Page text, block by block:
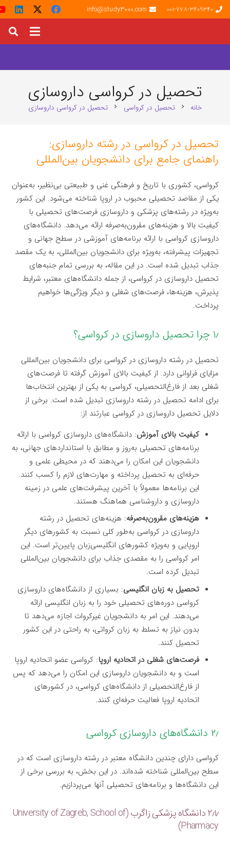
001-778-3409340
info@study3000.com
تحصیل در کرواسی داروسازی
خانه chevron_right تحصیل در کرواسی chevron_right تحصیل در کرواسی داروسازی
تحصیل در کرواسی در رشته داروسازی:
راهنمای جامع برای دانشجویان بین‌المللی
کرواسی، کشوری با تاریخ و فرهنگی غنی و طبیعتی بی‌نظیر، به‌عنوان
یکی از مقاصد تحصیلی محبوب در اروپا شناخته می‌شود. این کشور
به‌ویژه در رشته‌های پزشکی و داروسازی فرصت‌های تحصیلی با
کیفیت بالا و هزینه‌های مقرون‌به‌صرفه ارائه می‌دهد. دانشگاه‌های
داروسازی کرواسی با ارائه برنامه‌های آموزشی در سطح جهانی و
تجهیزات پیشرفته، به‌ویژه برای دانشجویان بین‌المللی، به یک مقصد
جذاب تبدیل شده است. در این مقاله، به بررسی تمام جنبه‌های
تحصیل داروسازی در کرواسی، از جمله دانشگاه‌های معتبر، شرایط
پذیرش، هزینه‌ها، فرصت‌های شغلی و دیگر ویژگی‌ها خواهیم
پرداخت.
۱٫ چرا تحصیل داروسازی در کرواسی؟
تحصیل در رشته داروسازی در کرواسی برای دانشجویان بین‌المللی
مزایای فراوانی دارد. از کیفیت بالای آموزش گرفته تا فرصت‌های
شغلی بعد از فارغ‌التحصیلی، کرواسی به یکی از بهترین انتخاب‌ها
برای ادامه تحصیل در رشته داروسازی تبدیل شده است. برخی از
دلایل تحصیل داروسازی در کرواسی عبارتند از:
کیفیت بالای آموزش: دانشگاه‌های داروسازی کرواسی با ارائه
برنامه‌های تحصیلی به‌روز و مطابق با استانداردهای جهانی، به
دانشجویان این امکان را می‌دهند که در محیطی علمی و
حرفه‌ای به تحصیل پرداخته و مهارت‌های لازم را کسب کنند.
این برنامه‌ها معمولاً با آخرین پیشرفت‌های علمی در زمینه
داروسازی و داروشناسی هماهنگ هستند.
هزینه‌های مقرون‌به‌صرفه: هزینه‌های تحصیل در رشته
داروسازی در کرواسی به‌طور کلی نسبت به کشورهای دیگر
اروپایی و به‌ویژه کشورهای انگلیسی‌زبان پایین‌تر است. این
امر کرواسی را به مقصدی جذاب برای دانشجویان بین‌المللی
تبدیل کرده است.
تحصیل به زبان انگلیسی: بسیاری از دانشگاه‌های داروسازی
کرواسی دوره‌های تحصیلی خود را به زبان انگلیسی ارائه
می‌دهند. این امر به دانشجویان غیرکروات اجازه می‌دهد تا
بدون نیاز به تسلط به زبان کرواتی، به راحتی در این کشور
تحصیل کنند.
فرصت‌های شغلی در اتحادیه اروپا: کرواسی عضو اتحادیه اروپا
است و به دانشجویان داروسازی این امکان را می‌دهد که پس
از فارغ‌التحصیلی از دانشگاه‌های کرواسی، در کشورهای
اتحادیه اروپا فعالیت حرفه‌ای کنند.
۲٫ دانشگاه‌های داروسازی کرواسی
کرواسی دارای چندین دانشگاه معتبر در رشته داروسازی است که در
سطح بین‌المللی شناخته شده‌اند. در این بخش، به بررسی برخی از
این دانشگاه‌ها و برنامه‌های تحصیلی آنها می‌پردازیم.
۲٫۱٫ دانشگاه پزشکی زاگرب (University of Zagreb, School of
Pharmacy)